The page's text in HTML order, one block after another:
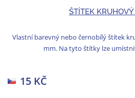
ŠTÍTEK
Vlastní barevný nebo černobílý štítek
mm. Na tyto štítky lze
15 KČ